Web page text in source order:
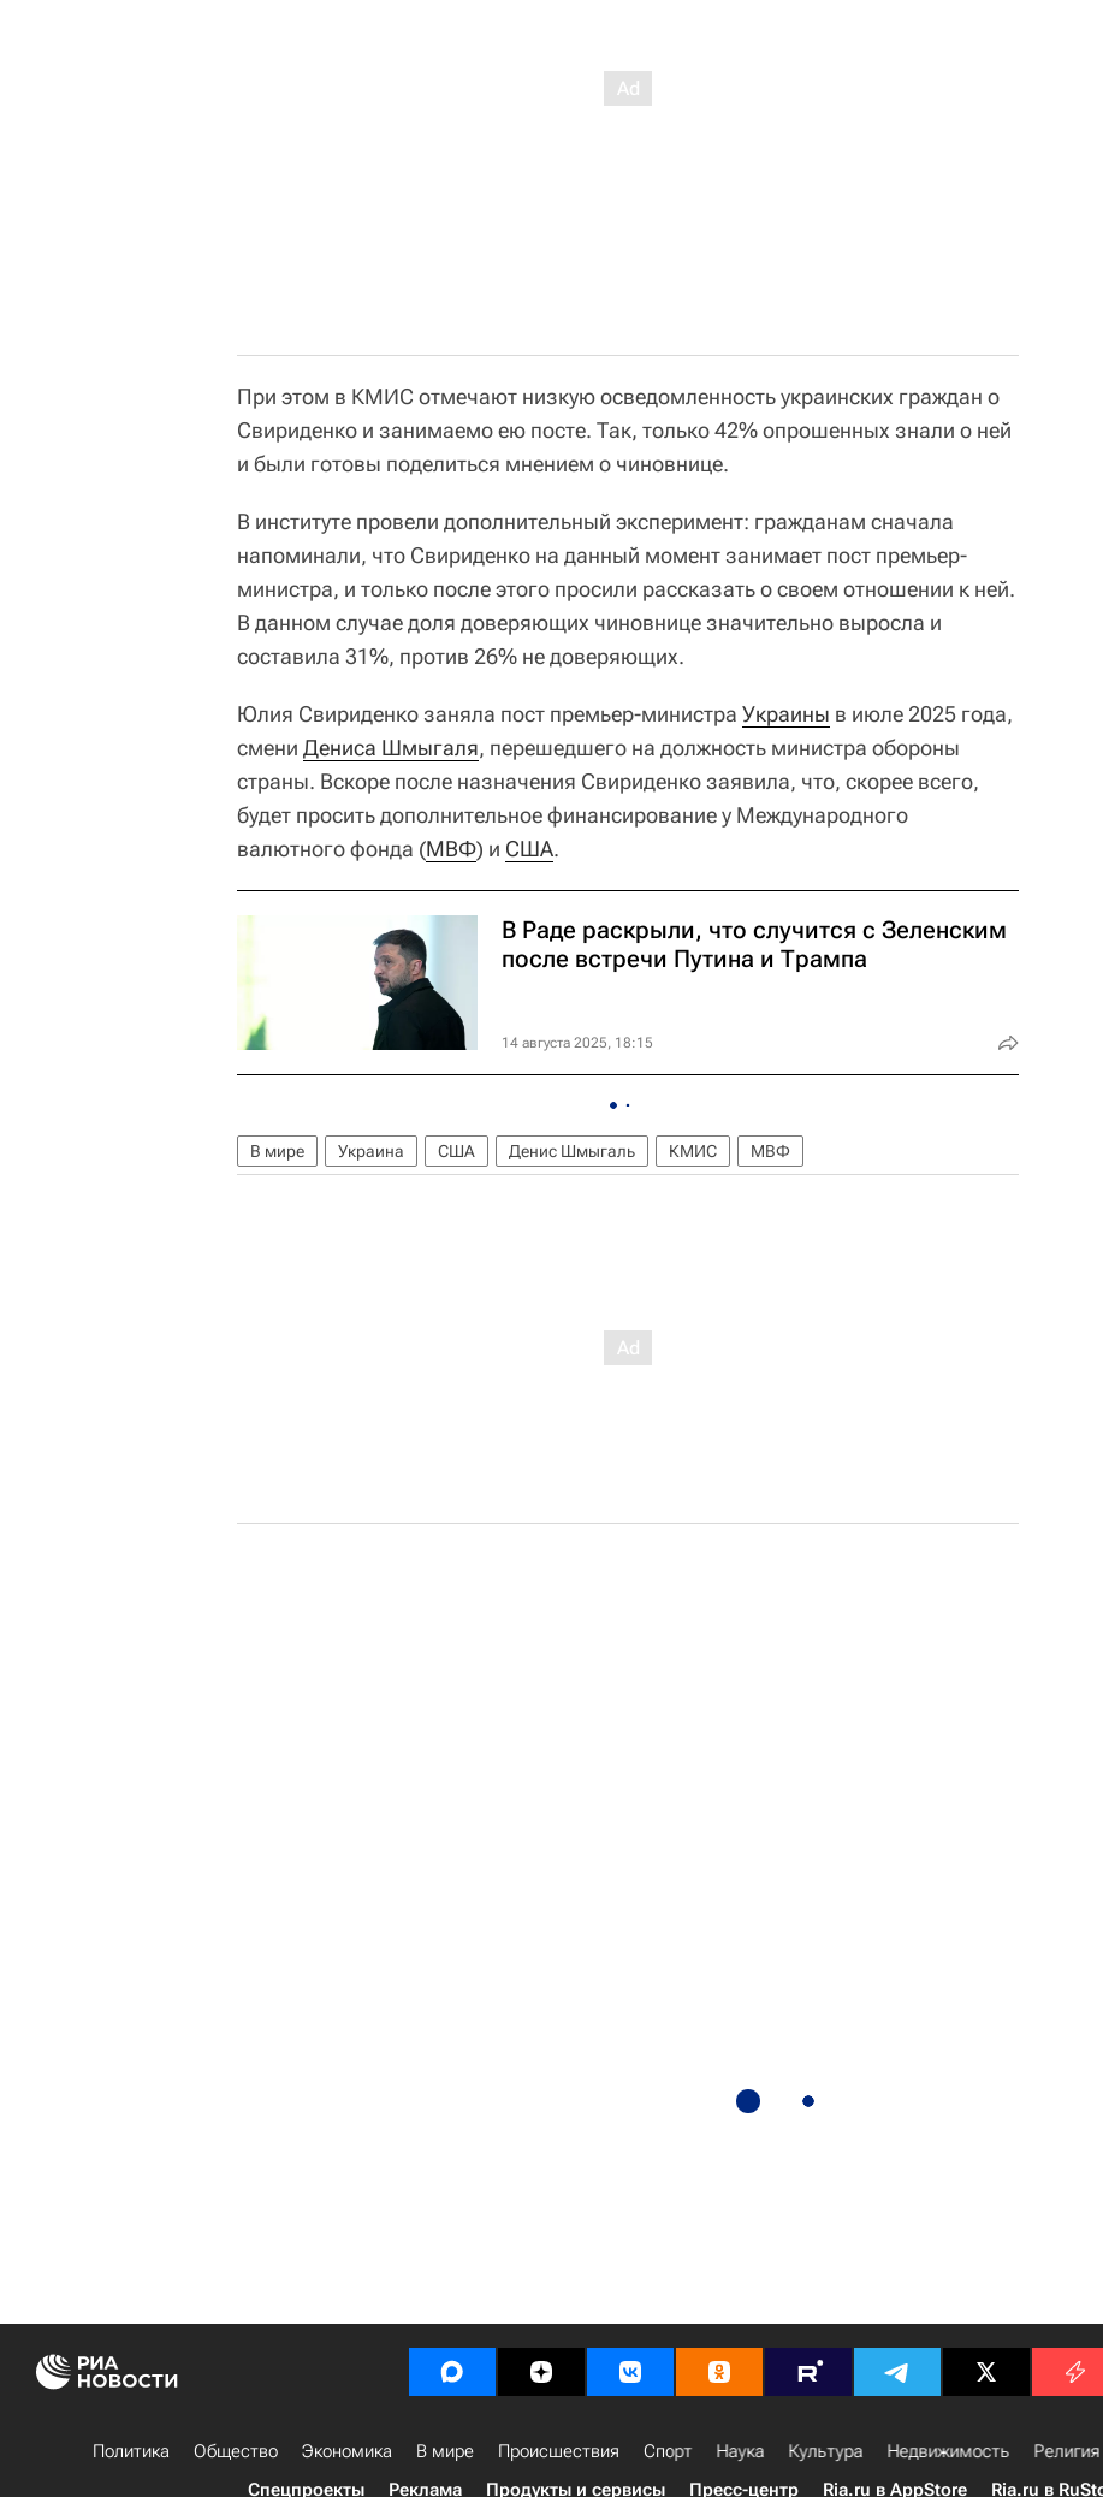
При этом в КМИС отмечают низкую осведомленность украинских граждан о
Свириденко и занимаемо ею посте. Так, только 42% опрошенных знали о ней
и были готовы поделиться мнением о чиновнице.
В институте провели дополнительный эксперимент: гражданам сначала
напоминали, что Свириденко на данный момент занимает пост премьер-
министра, и только после этого просили рассказать о своем отношении к ней.
В данном случае доля доверяющих чиновнице значительно выросла и
составила 31%, против 26% не доверяющих.
Юлия Свириденко заняла пост премьер-министра Украины в июле 2025 года,
смени Дениса Шмыгаля, перешедшего на должность министра обороны
страны. Вскоре после назначения Свириденко заявила, что, скорее всего,
будет просить дополнительное финансирование у Международного
валютного фонда (МВФ) и США.
В Раде раскрыли, что случится с Зеленским
после встречи Путина и Трампа
14 августа 2025, 18:15
В мире Украина США Денис Шмыгаль КМИС МВФ
Политика Общество Экономика В мире Происшествия Спорт Наука Культура Недвижимость Религия
Спецпроекты
Реклама Продукты и сервисы Пресс-центр Ria.ru в AppStore Ria.ru в